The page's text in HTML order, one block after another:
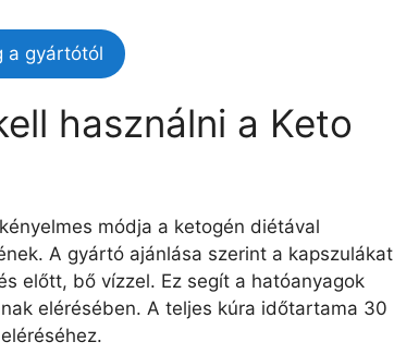
a gyártótól
használni a Keto
módja a ketogén diétával
A gyártó ajánlása szerint a kapszulákat
előtt, bő vízzel. Ez segít a hatóanyagok
elérésében. A teljes kúra időtartama 30